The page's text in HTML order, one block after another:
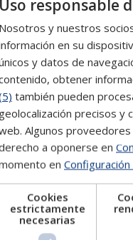
son variadas
solo escriben
seguridad,
blockchain,
que se ejecutan
Un desarrollador
funcionen de manera
o los activos
Uso responsable
Nosotros y nuestros
en su
y datos de
obtener
también pueden
geolocalización precisos y
Algunos
a oponerse en
en
Cookies
estrictamente
necesarias